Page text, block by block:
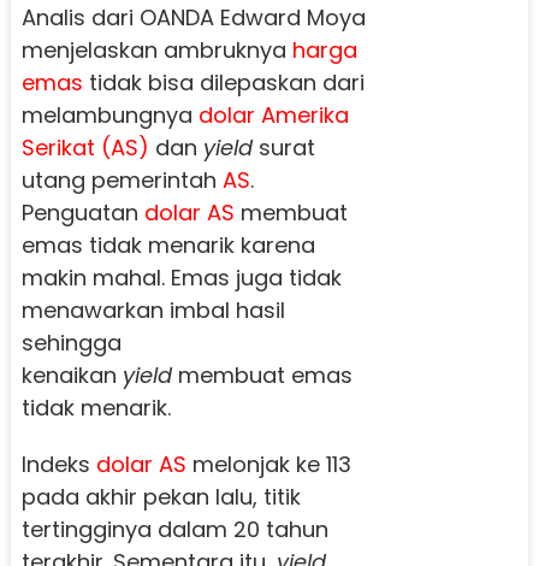
Analis dari OANDA Edward Moya
menjelaskan ambruknya harga
emas tidak bisa dilepaskan dari
melambungnya dolar Amerika
Serikat (AS) dan yieldsurat
utang pemerintah AS.
Penguatan dolar AS membuat
emas tidak menarik karena
makin mahal. Emas juga tidak
menawarkan imbal hasil
sehingga
kenaikan yield membuat emas
tidak menarik.
Indeks dolar AS melonjak ke 113
pada akhir pekan lalu, titik
tertingginya dalam 20 tahun